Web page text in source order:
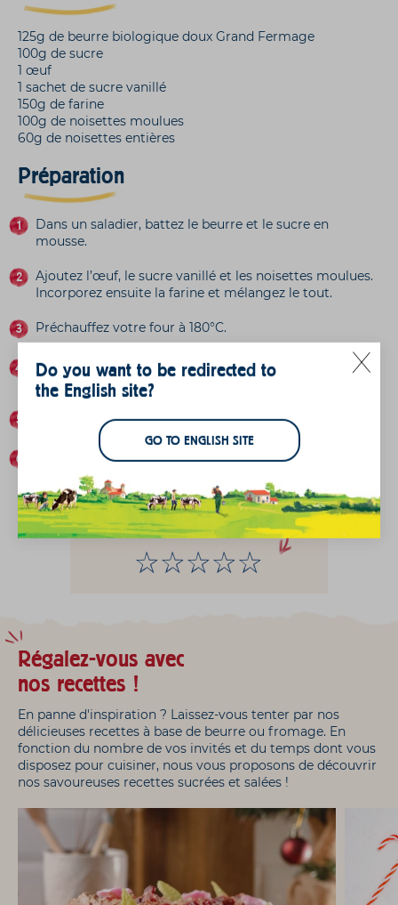
125g de beurre biologique doux Grand Fermage
100g de sucre
1 œuf
1 sachet de sucre vanillé
150g de farine
100g de noisettes moulues
60g de noisettes entières
Préparation
Dans un saladier, battez le beurre et le sucre en
mousse.
Ajoutez l’œuf, le sucre vanillé et les noisettes moulues.
Incorporez ensuite la farine et mélangez le tout.
Préchauffez votre four à 180°C.
Disposez des petits tas sur une plaque allant au four
recouverte de papier sulfurisé.
Posez une noisette sur chacun.
Faites cuire 10 minutes à 180°C (thermostat 6).
Et n'oubliez-pas de
noter la recette :
Régalez-vous avec
nos recettes !
En panne d'inspiration ? Laissez-vous tenter par nos
délicieuses recettes à base de beurre ou fromage. En
fonction du nombre de vos invités et du temps dont vous
disposez pour cuisiner, nous vous proposons de découvrir
nos savoureuses recettes sucrées et salées !
Do you want to be redirected to
the English site?
GO TO ENGLISH SITE